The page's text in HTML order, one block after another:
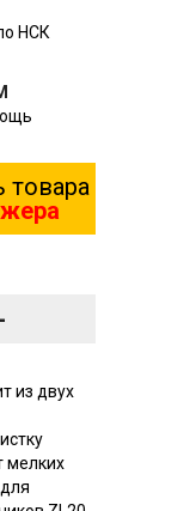
НСК
товара
из двух
мелких